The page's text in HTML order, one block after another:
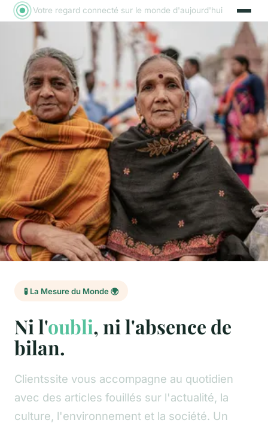
Votre regard connecté sur le monde d'aujourd'hui
🧪 La Mesure du Monde 🌍
Ni l'oubli, ni l'absence de
bilan.
Clientssite vous accompagne au quotidien
avec des articles fouillés sur l'actualité, la
culture, l'environnement et la société. Un